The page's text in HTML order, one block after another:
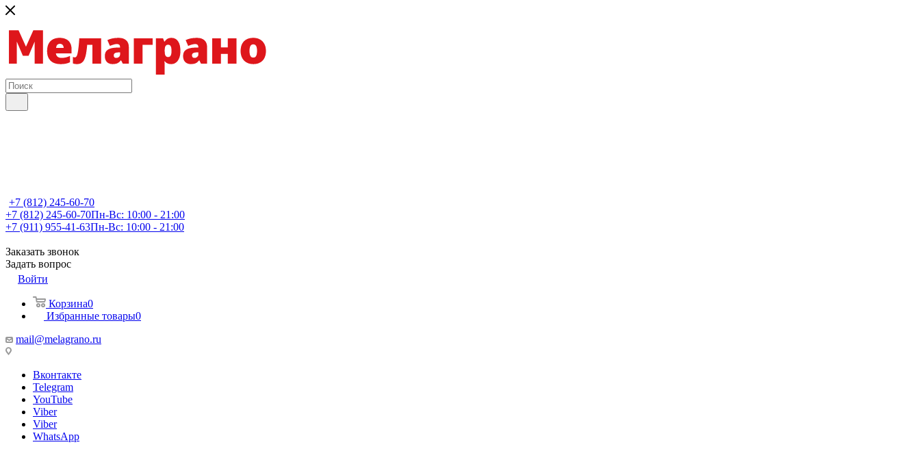
+7 (812) 245-60-70
+7 (812) 245-60-70Пн-Вс: 10:00 - 21:00
+7 (911) 955-41-63Пн-Вс: 10:00 - 21:00
Заказать звонок
Задать вопрос
Войти
Корзина0
Избранные товары0
mail@melagrano.ru
Вконтакте
Telegram
YouTube
Viber
Viber
WhatsApp